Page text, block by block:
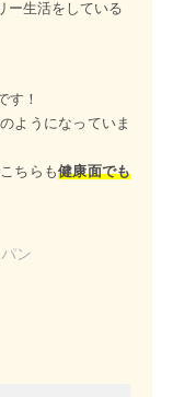
ー生活をしている
す！
ようになっていま
ちらも健康面でも
ン